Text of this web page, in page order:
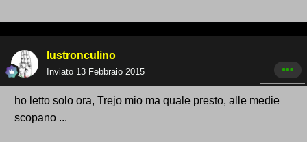
lustronculino
Inviato 13 Febbraio 2015
ho letto solo ora, Trejo mio ma quale presto, alle medie
scopano ...